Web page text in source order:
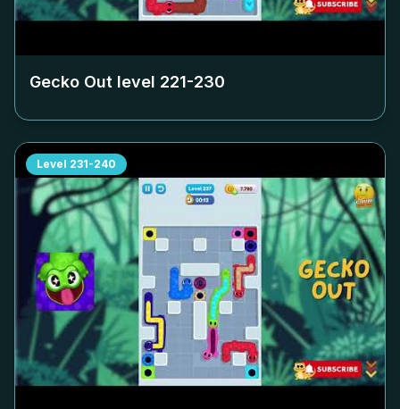
Gecko Out level 221-230
Level 231-240